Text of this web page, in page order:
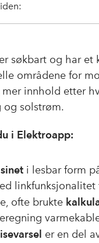
søkbart og har
områdene for
innhold etter
solstrøm.
i Elektroapp:
i lesbar form
ofte brukte
er en del